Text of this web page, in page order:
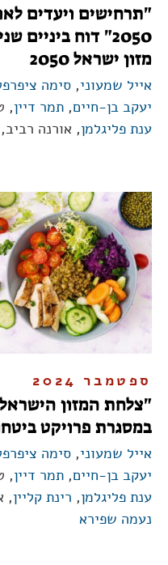
"תרחישים ויעדים
2050" דוח
מזון ישראל 2050
אייל שמעוני, סימה
יעקב בן-חיים, תמר דיין,
ענת פליגלמן, אורנה רביב,
ספטמבר 2024
במסגרת פרויקט ביטחון
אייל שמעוני, סימה
יעקב בן-חיים, תמר דיין,
ענת פליגלמן, רינת קליין,
נעמה שפירא